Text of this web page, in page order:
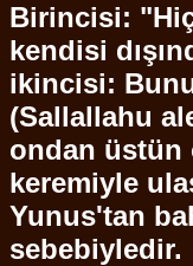
Birincisi:
kendisi
ikincisi:
(Sallallahu
ondan üstün
keremiyle
Yunus'tan
sebebiyledir.